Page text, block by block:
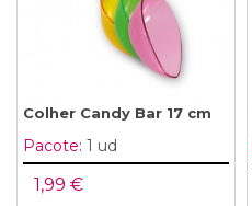
Colher Candy Bar 17 cm
Pacote: 1 ud
1,99 €